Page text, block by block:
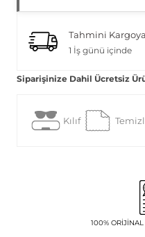
Tahmini
1 İş günü içinde
Siparişinize Dahil Ücretsiz
Kılıf
100%